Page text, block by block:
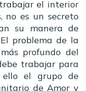
el interior
no es un secreto
su manera de
problema de la
profundo del
trabajar para
ello el grupo de
de Amor y